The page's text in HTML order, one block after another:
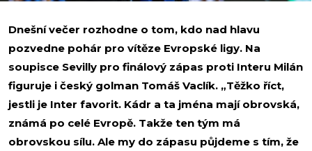
Dnešní večer rozhodne o tom, kdo nad hlavu
pozvedne pohár pro vítěze Evropské ligy. Na
soupisce Sevilly pro finálový zápas proti Interu Milán
figuruje i český golman Tomáš Vaclík. „Těžko říct,
jestli je Inter favorit. Kádr a ta jména mají obrovská,
známá po celé Evropě. Takže ten tým má
obrovskou sílu. Ale my do zápasu půjdeme s tím, že